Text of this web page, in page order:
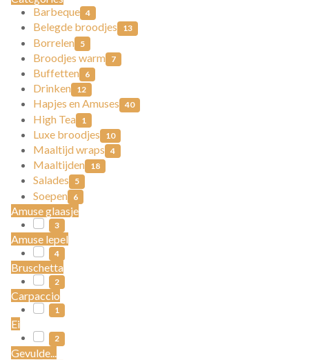
Barbeque 4
Belegde broodjes 13
Borrelen 5
Broodjes warm 7
Buffetten 6
Drinken 12
Hapjes en Amuses 40
High Tea 1
Luxe broodjes 10
Maaltijd wraps 4
Maaltijden 18
Salades 5
Soepen 6
Amuse glaasje
3
Amuse lepel
4
Bruschetta
2
Carpaccio
1
Ei
2
Gevulde...